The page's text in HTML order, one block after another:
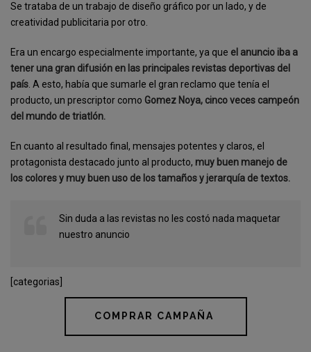
Se trataba de un trabajo de diseño gráfico por un lado, y de
creatividad publicitaria por otro.
Era un encargo especialmente importante, ya que el anuncio iba a
tener una gran difusión en las principales revistas deportivas del
país. A esto, había que sumarle el gran reclamo que tenía el
producto, un prescriptor como Gomez Noya, cinco veces campeón
del mundo de triatlón.
En cuanto al resultado final, mensajes potentes y claros, el
protagonista destacado junto al producto, muy buen manejo de
los colores y muy buen uso de los tamaños y jerarquía de textos.
Sin duda a las revistas no les costó nada maquetar
nuestro anuncio
[categorias]
COMPRAR CAMPAÑA